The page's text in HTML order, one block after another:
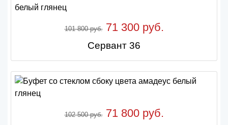
101 800 руб.71 300 руб.
Сервант 36
102 500 руб.71 800 руб.